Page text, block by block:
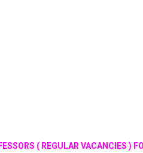
( REGULAR VACANCIES )